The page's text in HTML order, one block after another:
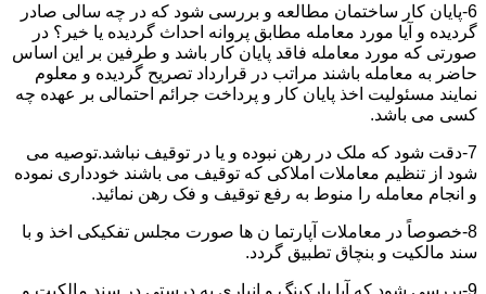
6-پایان کار ساختمان مطالعه و بررسی شود که در چه سالی صادر
گردیده و آیا مورد معامله مطابق پروانه احداث گردیده یا خیر؟ در
صورتی که مورد معامله فاقد پایان کار باشد و طرفین بر این اساس
حاضر به معامله باشند مراتب در قرارداد تصریح گردیده و معلوم
نمایند مسئولیت اخذ پایان کار و پرداخت جرائم احتمالی بر عهده چه
کسی می باشد.
7-دقت شود که ملک در رهن نبوده و یا در توقیف نباشد.توصیه می
شود از تنظیم معاملات املاکی که توقیف می باشند خودداری نموده
و انجام معامله را منوط به رفع توقیف و فک رهن نمائید.
8-خصوصاً در معاملات آپارتما ن ها صورت مجلس تفکیکی اخذ و با
سند مالکیت و بنچاق تطبیق گردد.
9-بررسی شود که آیا پارکینگ و انباری به درستی در سند مالکیت و